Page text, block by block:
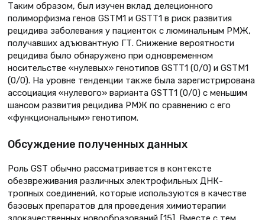
Таким образом, был изучен вклад делеционного
полиморфизма генов GSTM1 и GSTT1 в риск развития
рецидива заболевания у пациенток с люминальным РМЖ,
получавших адъювантную ГТ. Снижение вероятности
рецидива было обнаружено при одновременном
носительстве «нулевых» генотипов GSTT1 (0/0) и GSTM1
(0/0). На уровне тенденции также была зарегистрирована
ассоциация «нулевого» варианта GSTT1 (0/0) с меньшим
шансом развития рецидива РМЖ по сравнению с его
«функциональным» генотипом.
Обсуждение полученных данных
Роль GST обычно рассматривается в контексте
обезвреживания различных электрофильных ДНК-
тропных соединений, которые используются в качестве
базовых препаратов для проведения химиотерапии